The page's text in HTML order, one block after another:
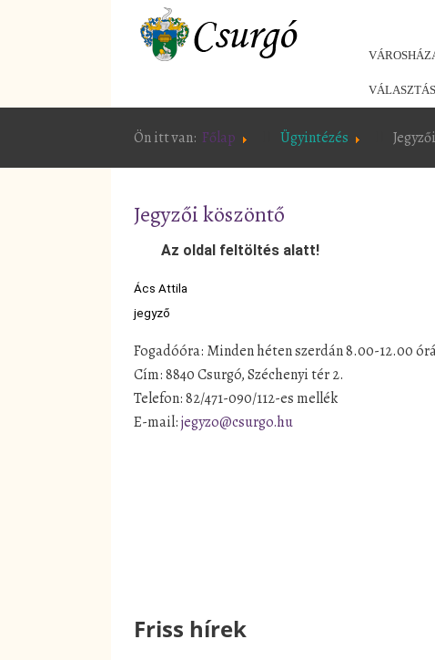
Ön itt van: Főlap Ügyintézés
Jegyzői köszöntő
Az oldal feltöltés alatt!
Ács Attila
jegyző
Fogadóóra: Minden héten szerdán 8.00-12.00
Cím: 8840 Csurgó, Széchenyi tér 2.
Telefon: 82/471-090/112-es mellék
E-mail:jegyzo@csurgo.hu
Friss hírek